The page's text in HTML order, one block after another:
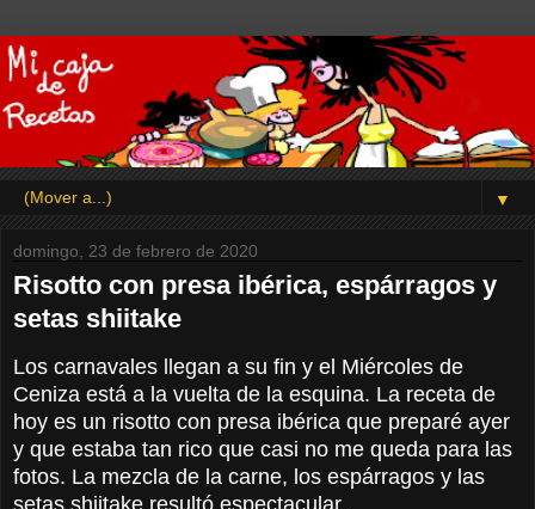
▼
domingo, 23 de febrero de 2020
Risotto con presa ibérica, espárragos y
setas shiitake
Los carnavales llegan a su fin y el Miércoles de
Ceniza está a la vuelta de la esquina. La receta de
hoy es un risotto con presa ibérica que preparé ayer
y que estaba tan rico que casi no me queda para las
fotos. La mezcla de la carne, los espárragos y las
setas shiitake resultó espectacular.